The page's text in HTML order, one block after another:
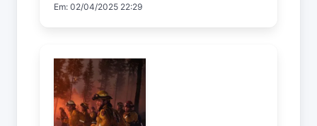
Em: 02/04/2025 22:29